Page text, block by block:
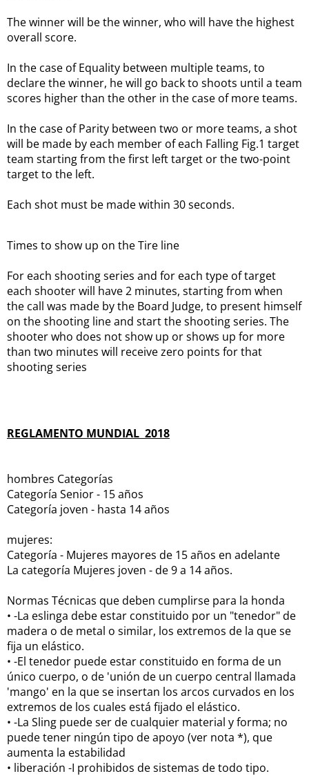
The winner will be the winner, who will have the highest
overall score.
In the case of Equality between multiple teams, to
declare the winner, he will go back to shoots until a team
scores higher than the other in the case of more teams.
In the case of Parity between two or more teams, a shot
will be made by each member of each Falling Fig.1 target
team starting from the first left target or the two-point
target to the left.
Each shot must be made within 30 seconds.
Times to show up on the Tire line
For each shooting series and for each type of target
each shooter will have 2 minutes, starting from when
the call was made by the Board Judge, to present himself
on the shooting line and start the shooting series. The
shooter who does not show up or shows up for more
than two minutes will receive zero points for that
shooting series
REGLAMENTO MUNDIAL 2018
hombres Categorías
Categoría Senior - 15 años
Categoría joven - hasta 14 años
mujeres:
Categoría - Mujeres mayores de 15 años en adelante
La categoría Mujeres joven - de 9 a 14 años.
Normas Técnicas que deben cumplirse para la honda
• -La eslinga debe estar constituido por un "tenedor" de
madera o de metal o similar, los extremos de la que se
fija un elástico.
• -El tenedor puede estar constituido en forma de un
único cuerpo, o de 'unión de un cuerpo central llamada
'mango' en la que se insertan los arcos curvados en los
extremos de los cuales está fijado el elástico.
• -La Sling puede ser de cualquier material y forma; no
puede tener ningún tipo de apoyo (ver nota *), que
aumenta la estabilidad
• liberación -I prohibidos de sistemas de todo tipo.